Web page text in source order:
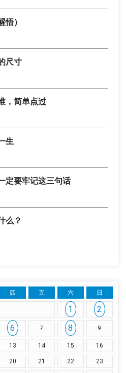
悟）
尺寸
，简单点过
生
定要牢记这三句话
么？
四 五 六 日
1
2
6 7 8 9
13 14 15 16
20 21 22 23